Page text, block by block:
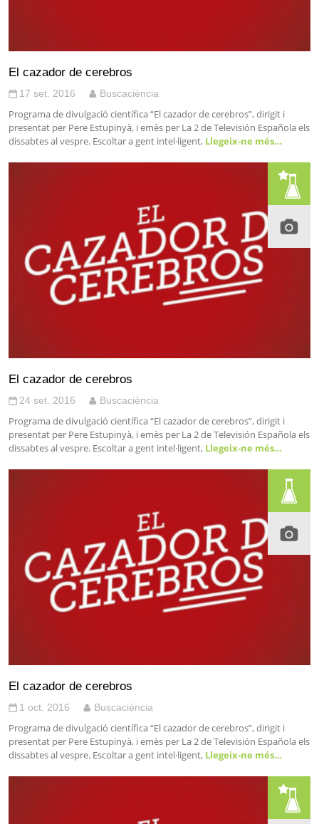
El cazador de cerebros
17 set. 2016 Buscaciència
Programa de divulgació científica “El cazador de cerebros”, dirigit i
presentat per Pere Estupinyà, i emès per La 2 de Televisión Española els
dissabtes al vespre. Escoltar a gent intel·ligent, Llegeix-ne més…
El cazador de cerebros
24 set. 2016 Buscaciència
Programa de divulgació científica “El cazador de cerebros”, dirigit i
presentat per Pere Estupinyà, i emès per La 2 de Televisión Española els
dissabtes al vespre. Escoltar a gent intel·ligent, Llegeix-ne més…
El cazador de cerebros
1 oct. 2016 Buscaciència
Programa de divulgació científica “El cazador de cerebros”, dirigit i
presentat per Pere Estupinyà, i emès per La 2 de Televisión Española els
dissabtes al vespre. Escoltar a gent intel·ligent, Llegeix-ne més…